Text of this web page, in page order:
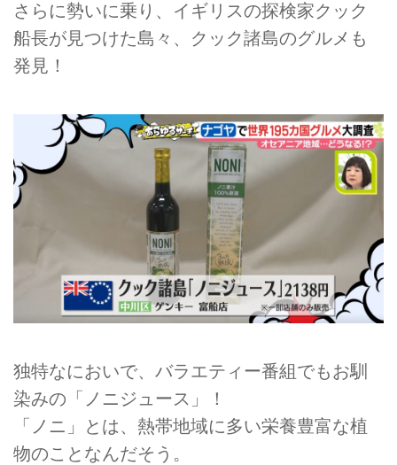
さらに勢いに乗り、イギリスの探検家クック
船長が見つけた島々、クック諸島のグルメも
発見！
独特なにおいで、バラエティー番組でもお馴
染みの「ノニジュース」！
「ノニ」とは、熱帯地域に多い栄養豊富な植
物のことなんだそう。